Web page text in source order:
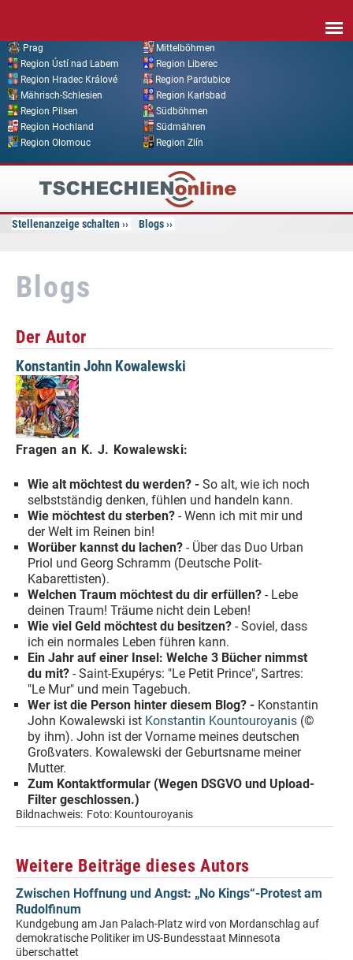
Prag
Mittelböhmen
Region Ústí nad Labem
Region Liberec
Region Hradec Králové
Region Pardubice
Mährisch-Schlesien
Region Karlsbad
Region Pilsen
Südböhmen
Region Hochland
Südmähren
Region Olomouc
Region Zlín
Tschechien
Online
Stellenanzeige schalten Blogs
Blogs
Der Autor
Konstantin John Kowalewski
Fragen an K. J. Kowalewski:
Wie alt möchtest du werden? - So alt, wie ich noch
selbstständig denken, fühlen und handeln kann.
Wie möchtest du sterben? - Wenn ich mit mir und
der Welt im Reinen bin!
Worüber kannst du lachen? - Über das Duo Urban
Priol und Georg Schramm (Deutsche Polit-
Kabarettisten).
Welchen Traum möchtest du dir erfüllen? - Lebe
deinen Traum! Träume nicht dein Leben!
Wie viel Geld möchtest du besitzen? - Soviel, dass
ich ein normales Leben führen kann.
Ein Jahr auf einer Insel: Welche 3 Bücher nimmst
du mit? - Saint-Exupérys: "Le Petit Prince", Sartres:
"Le Mur" und mein Tagebuch.
Wer ist die Person hinter diesem Blog? - Konstantin
John Kowalewski ist Konstantin Kountouroyanis (©
by ihm). John ist der Vorname meines deutschen
Großvaters. Kowalewski der Geburtsname meiner
Mutter.
Zum Kontaktformular (Wegen DSGVO und Upload-
Filter geschlossen.)
Bildnachweis: Foto: Kountouroyanis
Weitere Beiträge dieses Autors
Zwischen Hoffnung und Angst: „No Kings“-Protest am
Rudolfinum
Kundgebung am Jan Palach-Platz wird von Mordanschlag auf
demokratische Politiker im US-Bundesstaat Minnesota
überschattet